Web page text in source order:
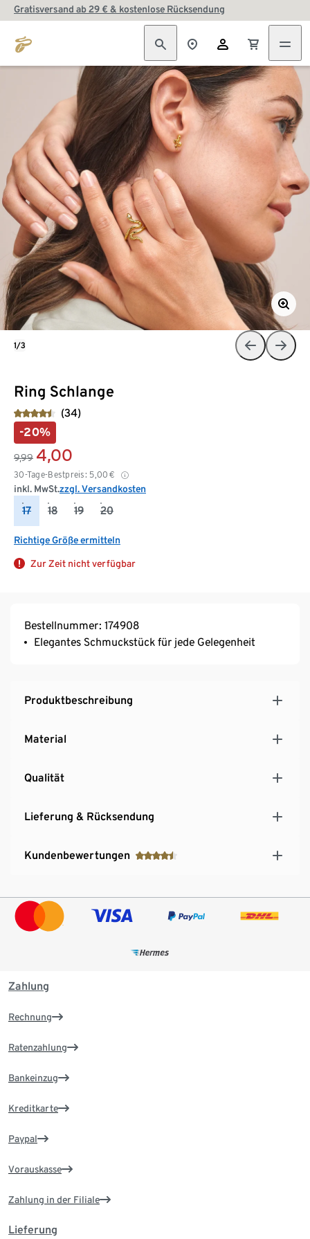
Gratisversand ab 29 € & kostenlose Rücksendung
Ring Schlange
(34)
-20%
9,99 4,00
30-Tage-Bestpreis: 5,00 €
inkl. MwSt.zzgl. Versandkosten
17 18 19 20
Richtige Größe ermitteln
Zur Zeit nicht verfügbar
1/3
Bestellnummer: 174908
Elegantes Schmuckstück für jede Gelegenheit
Produktbeschreibung
Material
Qualität
Lieferung & Rücksendung
Kundenbewertungen
Zahlung
Rechnung
Ratenzahlung
Bankeinzug
Kreditkarte
Paypal
Vorauskasse
Zahlung in der Filiale
Lieferung